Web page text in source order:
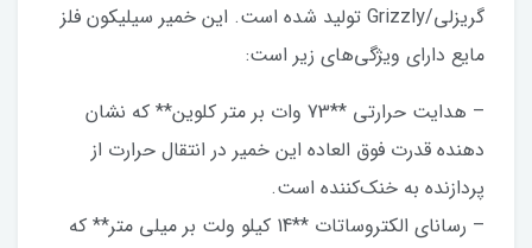
گریزلی/Grizzly تولید شده است. این خمیر سیلیکون فلز
مایع دارای ویژگی‌های زیر است:
– هدایت حرارتی **73 وات بر متر کلوین** که نشان
دهنده قدرت فوق العاده این خمیر در انتقال حرارت از
پردازنده به خنک‌کننده است.
– رسانای الکتروساتات **14 کیلو ولت بر میلی متر** که